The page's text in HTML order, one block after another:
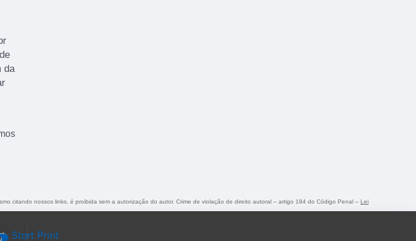
da
citando nossos links, é proibida sem a autorização do autor. Crime de violação de direito autoral – artigo 184 do Código Penal – Lei